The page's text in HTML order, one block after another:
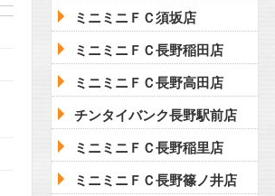
ミニミニＦＣ須坂店
ミニミニＦＣ長野稲田店
ミニミニＦＣ長野高田店
チンタイバンク長野駅前店
ミニミニＦＣ長野稲里店
ミニミニＦＣ長野篠ノ井店